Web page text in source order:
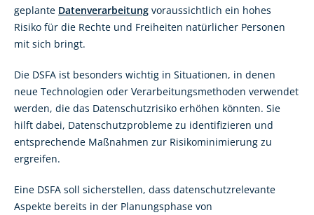
geplante Datenverarbeitung voraussichtlich ein hohes
Risiko für die Rechte und Freiheiten natürlicher Personen
mit sich bringt.
Die DSFA ist besonders wichtig in Situationen, in denen
neue Technologien oder Verarbeitungsmethoden verwendet
werden, die das Datenschutzrisiko erhöhen könnten. Sie
hilft dabei, Datenschutzprobleme zu identifizieren und
entsprechende Maßnahmen zur Risikominimierung zu
ergreifen.
Eine DSFA soll sicherstellen, dass datenschutzrelevante
Aspekte bereits in der Planungsphase von